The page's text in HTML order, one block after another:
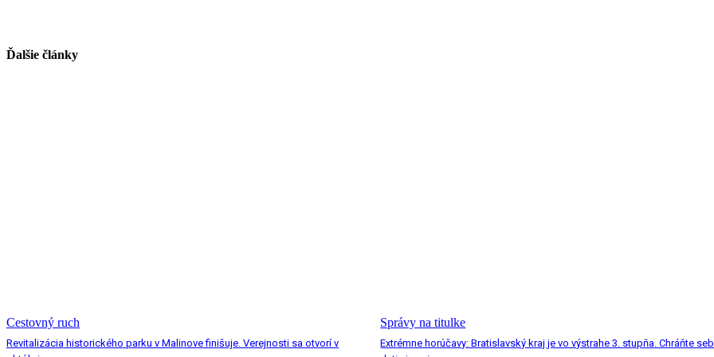
Ďalšie články
Cestovný ruch
Revitalizácia historického parku v Malinove finišuje. Verejnosti sa otvorí v
Správy na titulke
Extrémne horúčavy: Bratislavský kraj je vo výstrahe 3. stupňa. Chráňte